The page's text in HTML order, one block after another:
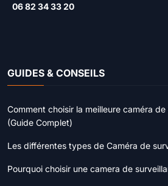
06 82 34 33 20
GUIDES & CONSEILS
Comment choisir la meilleure caméra
(Guide Complet)
Les différentes types de Caméra de
Pourquoi choisir une camera de